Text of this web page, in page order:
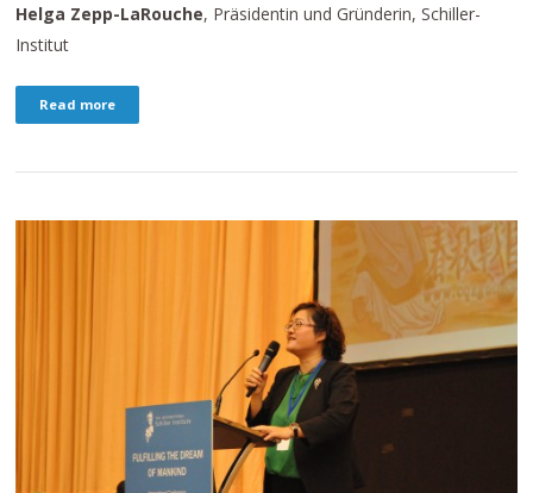
Helga Zepp-LaRouche, Präsidentin und Gründerin, Schiller-
Institut
Read more